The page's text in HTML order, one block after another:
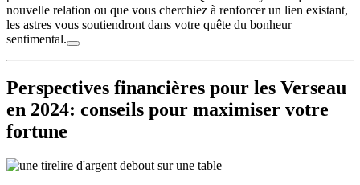
nouvelle relation ou que vous cherchiez à renforcer un lien existant,
les astres vous soutiendront dans votre quête du bonheur
sentimental.
Perspectives financières pour les Verseau
en 2024: conseils pour maximiser votre
fortune